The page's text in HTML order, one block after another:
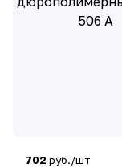
702 руб./шт